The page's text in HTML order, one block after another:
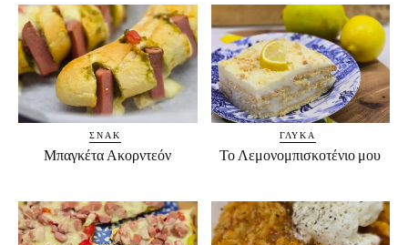
ΣΝΑΚ
Μπαγκέτα Ακορντεόν
ΓΛΥΚΆ
Το Λεμονομπισκοτένιο μου